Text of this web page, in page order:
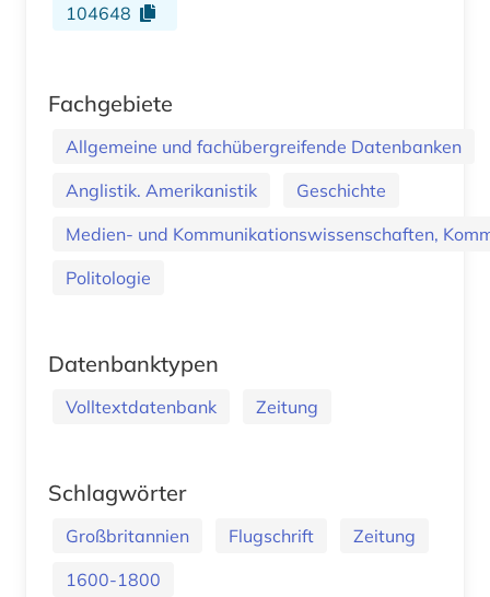
104648
Fachgebiete
Allgemeine und fachübergreifende Datenbanken
Anglistik. Amerikanistik
Geschichte
Medien- und Kommunikationswissenschaften,
Politologie
Datenbanktypen
Volltextdatenbank Zeitung
Schlagwörter
Großbritannien Flugschrift
Zeitung
1600-1800